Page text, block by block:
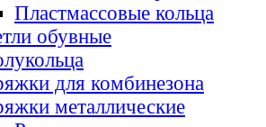
Пластмассовые кольца
обувные
для комбинезона
металлические